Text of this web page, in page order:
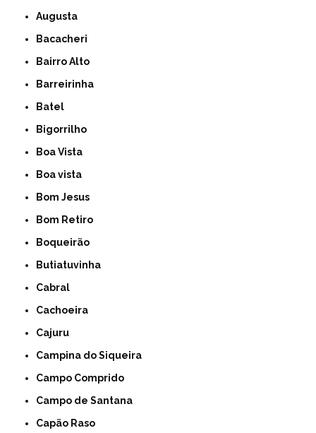
Augusta
Bacacheri
Bairro Alto
Barreirinha
Batel
Bigorrilho
Boa Vista
Boa vista
Bom Jesus
Bom Retiro
Boqueirão
Butiatuvinha
Cabral
Cachoeira
Cajuru
Campina do Siqueira
Campo Comprido
Campo de Santana
Capão Raso